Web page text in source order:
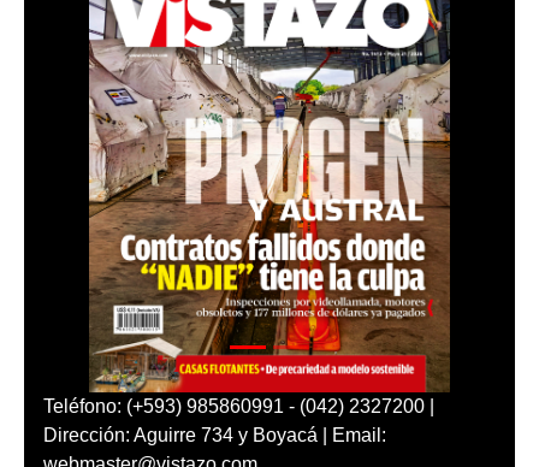
Teléfono: (+593) 985860991 - (042) 2327200 |
Dirección: Aguirre 734 y Boyacá | Email: